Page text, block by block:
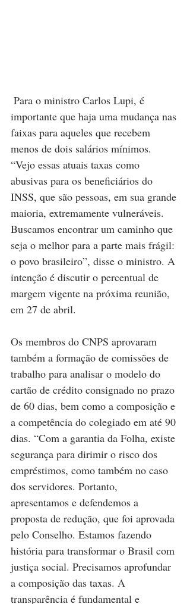
importante que haja uma mudança nas
faixas para aqueles que recebem
menos de dois salários mínimos.
“Vejo essas atuais taxas como
abusivas para os beneficiários do
INSS, que são pessoas, em sua grande
maioria, extremamente vulneráveis.
Buscamos encontrar um caminho que
seja o melhor para a parte mais frágil:
o povo brasileiro”, disse o ministro. A
intenção é discutir o percentual de
margem vigente na próxima reunião,
em 27 de abril.
Os membros do CNPS aprovaram
também a formação de comissões de
trabalho para analisar o modelo do
cartão de crédito consignado no prazo
de 60 dias, bem como a composição e
a competência do colegiado em até 90
dias. “Com a garantia da Folha, existe
segurança para dirimir o risco dos
empréstimos, como também no caso
dos servidores. Portanto,
apresentamos e defendemos a
proposta de redução, que foi aprovada
pelo Conselho. Estamos fazendo
história para transformar o Brasil com
justiça social. Precisamos aprofundar
a composição das taxas. A
transparência é fundamental e